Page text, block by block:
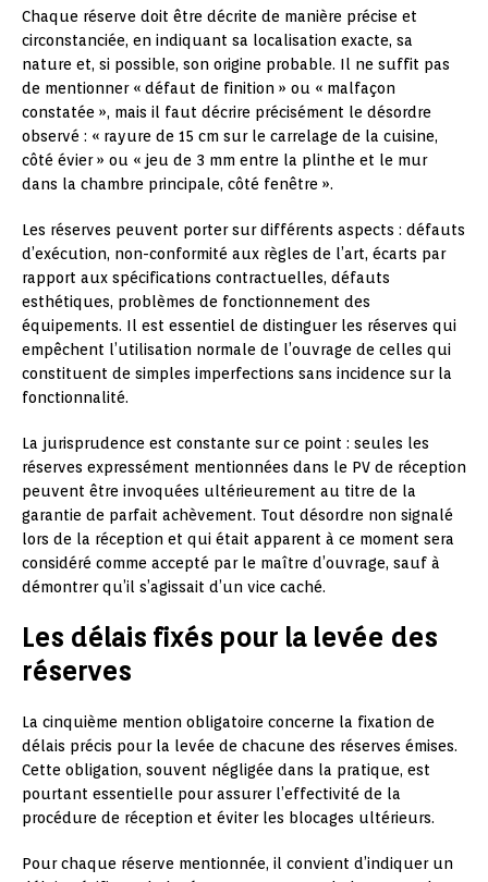
Chaque réserve doit être décrite de manière précise et
circonstanciée, en indiquant sa localisation exacte, sa
nature et, si possible, son origine probable. Il ne suffit pas
de mentionner « défaut de finition » ou « malfaçon
constatée », mais il faut décrire précisément le désordre
observé : « rayure de 15 cm sur le carrelage de la cuisine,
côté évier » ou « jeu de 3 mm entre la plinthe et le mur
dans la chambre principale, côté fenêtre ».
Les réserves peuvent porter sur différents aspects : défauts
d’exécution, non-conformité aux règles de l’art, écarts par
rapport aux spécifications contractuelles, défauts
esthétiques, problèmes de fonctionnement des
équipements. Il est essentiel de distinguer les réserves qui
empêchent l’utilisation normale de l’ouvrage de celles qui
constituent de simples imperfections sans incidence sur la
fonctionnalité.
La jurisprudence est constante sur ce point : seules les
réserves expressément mentionnées dans le PV de réception
peuvent être invoquées ultérieurement au titre de la
garantie de parfait achèvement. Tout désordre non signalé
lors de la réception et qui était apparent à ce moment sera
considéré comme accepté par le maître d’ouvrage, sauf à
démontrer qu’il s’agissait d’un vice caché.
Les délais fixés pour la levée des
réserves
La cinquième mention obligatoire concerne la fixation de
délais précis pour la levée de chacune des réserves émises.
Cette obligation, souvent négligée dans la pratique, est
pourtant essentielle pour assurer l’effectivité de la
procédure de réception et éviter les blocages ultérieurs.
Pour chaque réserve mentionnée, il convient d’indiquer un